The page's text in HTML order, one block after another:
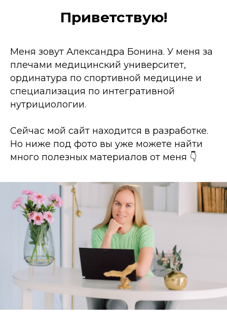
Приветствую!
Меня зовут Александра Бонина. У меня за
плечами медицинский университет,
ординатура по спортивной медицине и
специализация по интегративной
нутрициологии.
Сейчас мой сайт находится в разработке.
Но ниже под фото вы уже можете найти
много полезных материалов от меня 👇